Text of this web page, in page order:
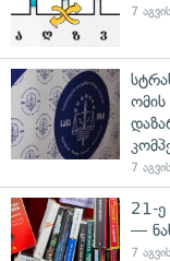
7
7
21-ე
—
7